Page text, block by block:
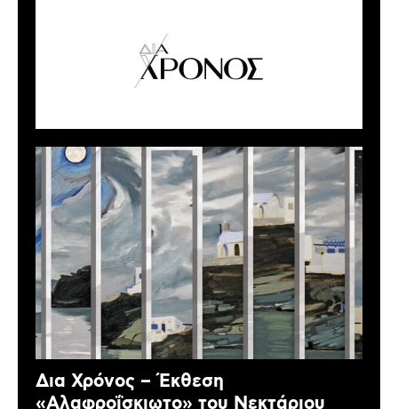
Δια Χρόνος – Έκθεση
«Αλαφροΐσκιωτο» του Νεκτάριου